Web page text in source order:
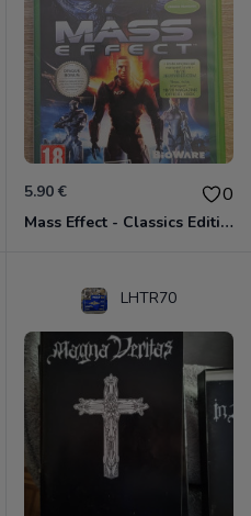
5.90 € 0
Mass Effect - Classics Edition Xbox 360
LHTR70